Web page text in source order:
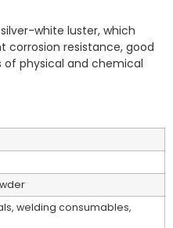
white luster, which
corrosion resistance, good
of physical and chemical
welding consumables,